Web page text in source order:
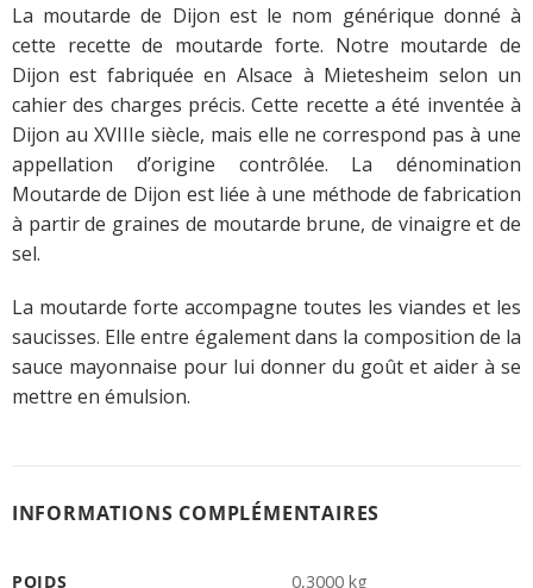
La moutarde de Dijon est le nom générique donné à
cette recette de moutarde forte. Notre moutarde de
Dijon est fabriquée en Alsace à Mietesheim selon un
cahier des charges précis. Cette recette a été inventée à
Dijon au XVIIIe siècle, mais elle ne correspond pas à une
appellation d’origine contrôlée. La dénomination
Moutarde de Dijon est liée à une méthode de fabrication
à partir de graines de moutarde brune, de vinaigre et de
sel.
La moutarde forte accompagne toutes les viandes et les
saucisses. Elle entre également dans la composition de la
sauce mayonnaise pour lui donner du goût et aider à se
mettre en émulsion.
INFORMATIONS COMPLÉMENTAIRES
POIDS 0,3000 kg